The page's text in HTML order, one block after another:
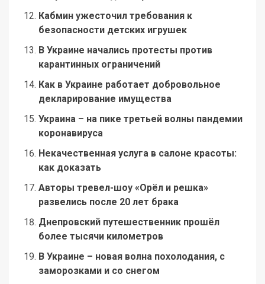
Кабмин ужесточил требования к
безопасности детских игрушек
В Украине начались протесты против
карантинных ограничений
Как в Украине работает добровольное
декларирование имущества
Украина – на пике третьей волны пандемии
коронавируса
Некачественная услуга в салоне красоты:
как доказать
Авторы тревел-шоу «Орёл и решка»
развелись после 20 лет брака
Днепровский путешественник прошёл
более тысячи километров
В Украине – новая волна похолодания, с
заморозками и со снегом